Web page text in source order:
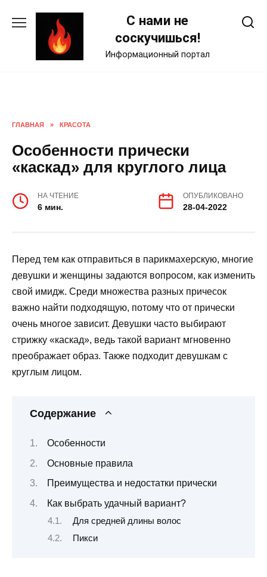
С нами не
соскучишься!
Информационный портал
ГЛАВНАЯ » КРАСОТА
Особенности прически
«каскад» для круглого лица
НА ЧТЕНИЕ
6 мин.
ОПУБЛИКОВАНО
28-04-2022
Перед тем как отправиться в парикмахерскую, многие
девушки и женщины задаются вопросом, как изменить
свой имидж. Среди множества разных причесок
важно найти подходящую, потому что от прически
очень многое зависит. Девушки часто выбирают
стрижку «каскад», ведь такой вариант мгновенно
преображает образ. Также подходит девушкам с
круглым лицом.
Содержание
Особенности
Основные правила
Преимущества и недостатки прически
Как выбрать удачный вариант?
Для средней длины волос
Пикси